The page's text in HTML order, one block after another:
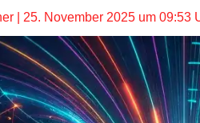
25. November 2025 um 09:53